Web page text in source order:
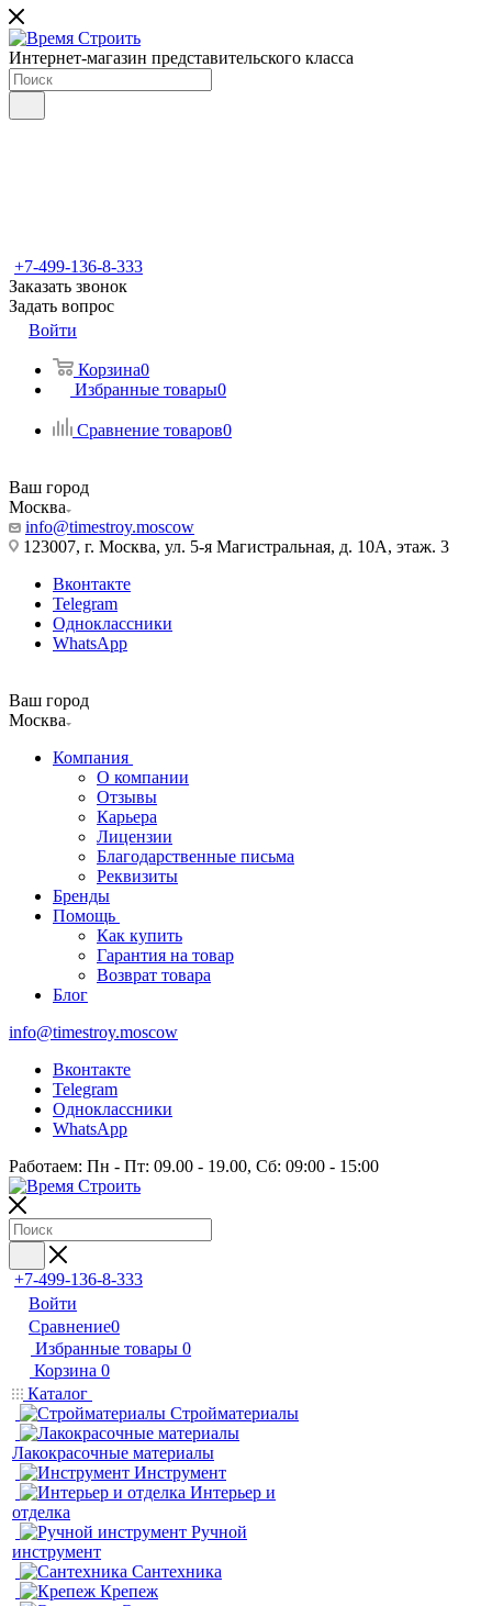
Интернет-магазин представительского класса
+7-499-136-8-333
Заказать звонок
Задать вопрос
Войти
Корзина0
Избранные товары0
Сравнение товаров0
Ваш город
Москва
info@timestroy.moscow
123007, г. Москва, ул. 5-я Магистральная, д. 10А, этаж. 3
Вконтакте
Telegram
Одноклассники
WhatsApp
Ваш город
Москва
Компания
О компании
Отзывы
Карьера
Лицензии
Благодарственные письма
Реквизиты
Бренды
Помощь
Как купить
Гарантия на товар
Возврат товара
Блог
info@timestroy.moscow
Вконтакте
Telegram
Одноклассники
WhatsApp
Работаем: Пн - Пт: 09.00 - 19.00, Сб: 09:00 - 15:00
+7-499-136-8-333
Войти
Сравнение0
Избранные товары 0
Корзина 0
Каталог
Стройматериалы
Лакокрасочные материалы
Инструмент
Интерьер и
отделка
Ручной
инструмент
Сантехника
Крепеж